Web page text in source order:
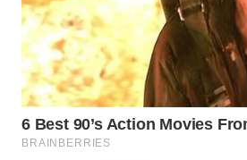
WN
DANAU
TOBA
WN
NIAS